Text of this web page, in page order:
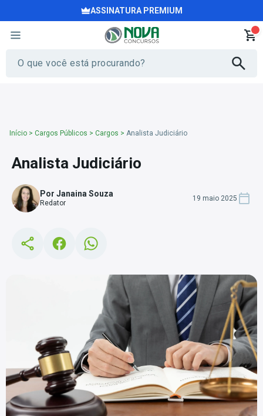
ASSINATURA PREMIUM
Início > Cargos Públicos > Cargos > Analista Judiciário
Analista Judiciário
Por Janaina Souza
Redator
19 maio 2025